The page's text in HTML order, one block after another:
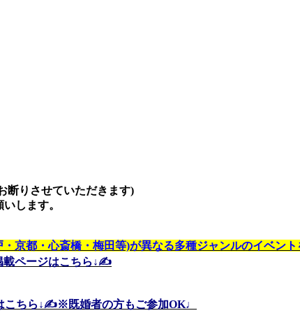
断りさせていただきます)
します。
京都・心斎橋・梅田等)が異なる多種ジャンルのイベン
載ページはこちら↓✍️
こちら↓✍️※既婚者の方もご参加OK♩